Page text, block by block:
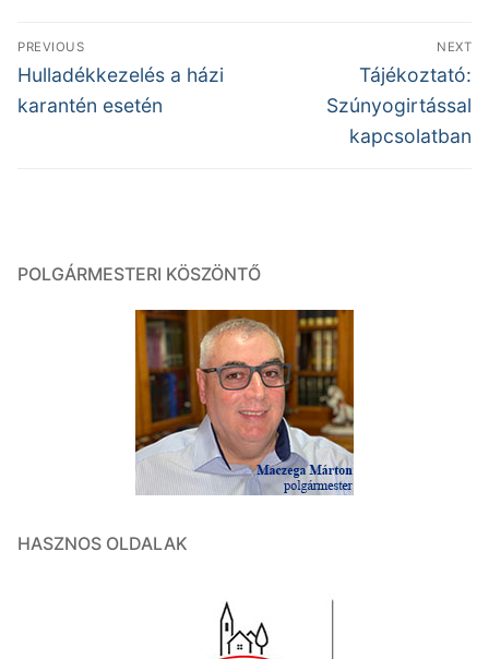
Bejegyzés
navigáció
PREVIOUS
Previous
post:
Hulladékkezelés a házi
karantén esetén
NEXT
Next
post:
Tájékoztató:
Szúnyogirtással
kapcsolatban
POLGÁRMESTERI KÖSZÖNTŐ
HASZNOS OLDALAK